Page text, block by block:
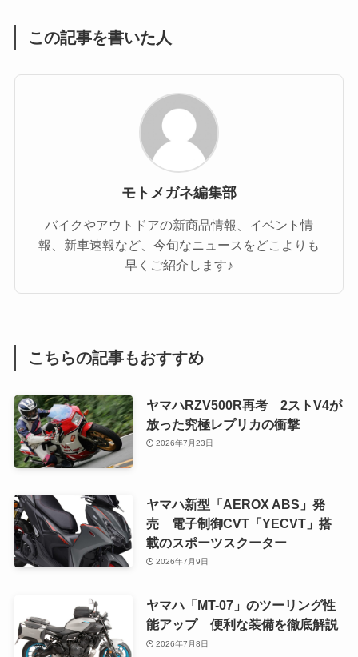
この記事を書いた人
モトメガネ編集部
バイクやアウトドアの新商品情報、イベント情
報、新車速報など、今旬なニュースをどこよりも
早くご紹介します♪
こちらの記事もおすすめ
ヤマハRZV500R再考 2ストV4が
放った究極レプリカの衝撃
2026年7月23日
ヤマハ新型「AEROX ABS」発
売 電子制御CVT「YECVT」搭
載のスポーツスクーター
2026年7月9日
ヤマハ「MT-07」のツーリング性
能アップ 便利な装備を徹底解説
2026年7月8日